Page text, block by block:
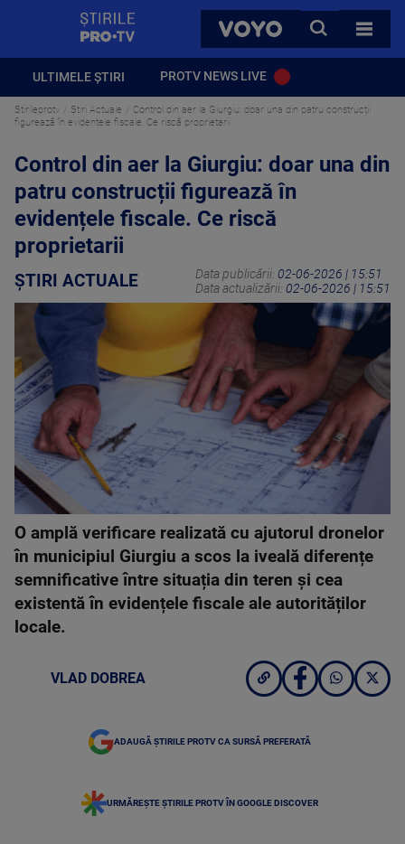
VOYO
CAUTA
TOATE
ULTIMELE ȘTIRI PROTV NEWS LIVE
Stirileprotv Știri Actuale
Control din aer la Giurgiu: doar una din patru construcții
figurează în evidențele fiscale. Ce riscă proprietarii
Control din aer la Giurgiu: doar una din
patru construcții figurează în
evidențele fiscale. Ce riscă
proprietarii
ȘTIRI ACTUALE Data publicării: 02-06-2026 | 15:51
Data actualizării: 02-06-2026 | 15:51
O amplă verificare realizată cu ajutorul dronelor
în municipiul Giurgiu a scos la iveală diferențe
semnificative între situația din teren și cea
existentă în evidențele fiscale ale autorităților
locale.
VLAD DOBREA
ADAUGĂ ȘTIRILE PROTV CA SURSĂ PREFERATĂ
URMĂREȘTE ȘTIRILE PROTV ÎN GOOGLE DISCOVER